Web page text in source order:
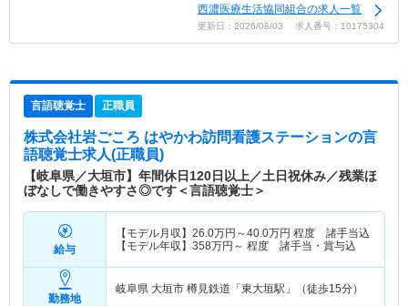
西濃医療生活協同組合の求人一覧
更新日：2026/08/03 求人番号：10175304
言語聴覚士 正職員
株式会社岩ごころ はやかわ訪問看護ステーションの言
語聴覚士求人(正職員)
【岐阜県／大垣市】年間休日120日以上／土日祝休み／残業ほ
ぼなしで働きやすさ◎です＜言語聴覚士＞
給与
【モデル月収】 26.0万円～40.0万円 程度 諸手当込
【モデル年収】 358万円～ 程度 諸手当・賞与込
勤務地
岐阜県 大垣市 樽見鉄道「東大垣駅」（徒歩15分）